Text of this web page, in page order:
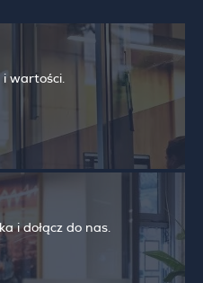
i wartości.
i dołącz do nas.